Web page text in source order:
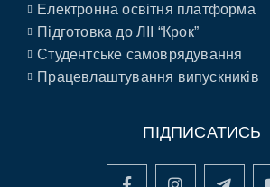
Електронна освітня платформа
Підготовка до ЛІІ “Крок”
Студентське самоврядування
Працевлаштування випускників
ПІДПИСАТИСЬ